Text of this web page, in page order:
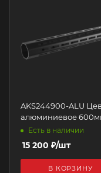
AKS244900-ALU
алюминиевое
Есть в наличии
15 200 ₽/шт
В КОРЗИНУ